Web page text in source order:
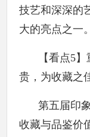
技艺和深深的
大的亮点之一。
【看点5
贵，为收藏之
第五届印
收藏与品鉴价